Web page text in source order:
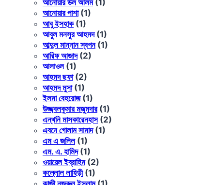
আনোয়ার উল আলম(1)
আনোয়ার পাশা(1)
আবু ইসহাক(1)
আবুল মনসুর আহমদ(1)
আব্দুল মান্নান স্বপন(1)
আরিফ আজাদ(2)
আলাওল(1)
আহমদ ছফা(2)
আহমদ মুসা(1)
ইলমা বেহরোজ(1)
উজ্জ্বলকুমার মজুমদার(1)
এন্থনি মাসকারেনহাস(2)
এবনে গোলাম সামাদ(1)
এম এ জলিল(1)
এম. এ. হামিদ(1)
ওয়ায়েল ইব্রাহিম(2)
কল্লোল লাহিড়ী(1)